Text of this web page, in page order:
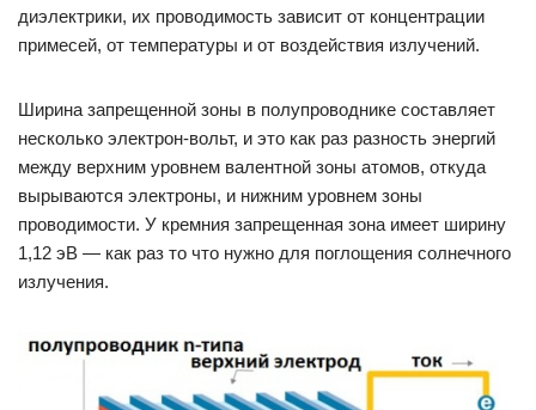
диэлектрики, их проводимость зависит от концентрации
примесей, от температуры и от воздействия излучений.
Ширина запрещенной зоны в полупроводнике составляет
несколько электрон-вольт, и это как раз разность энергий
между верхним уровнем валентной зоны атомов, откуда
вырываются электроны, и нижним уровнем зоны
проводимости. У кремния запрещенная зона имеет ширину
1,12 эВ — как раз то что нужно для поглощения солнечного
излучения.